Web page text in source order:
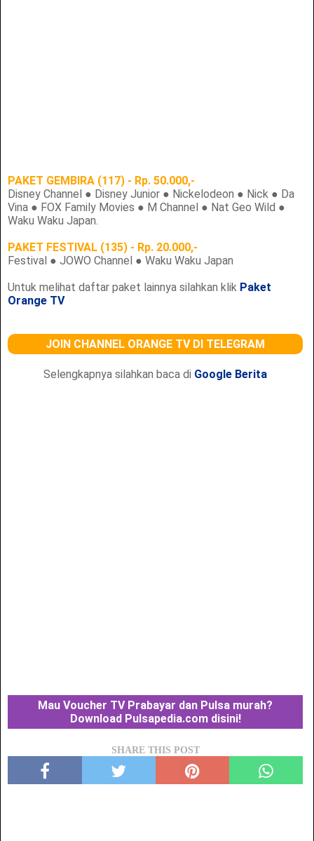
PAKET GEMBIRA (117) - Rp. 50.000,-
Disney Channel ● Disney Junior ● Nickelodeon ● Nick ● Da
Vina ● FOX Family Movies ● M Channel ● Nat Geo Wild ●
Waku Waku Japan.
PAKET FESTIVAL (135) - Rp. 20.000,-
Festival ● JOWO Channel ● Waku Waku Japan
Untuk melihat daftar paket lainnya silahkan klik Paket
Orange TV
JOIN CHANNEL ORANGE TV DI TELEGRAM
Selengkapnya silahkan baca di Google Berita
Mau Voucher TV Prabayar dan Pulsa murah?
Download Pulsapedia.com disini!
SHARE THIS POST